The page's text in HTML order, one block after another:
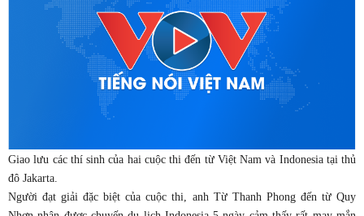
Giao lưu các thí sinh của hai cuộc thi đến từ Việt Nam và Indonesia tại thủ
đô Jakarta.
Người đạt giải đặc biệt của cuộc thi, anh Từ Thanh Phong đến từ Quy